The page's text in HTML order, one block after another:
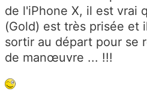
de l'iPhone X, il est vrai
(Gold) est très prisée et
sortir au départ pour se
de manœuvre ... !!!